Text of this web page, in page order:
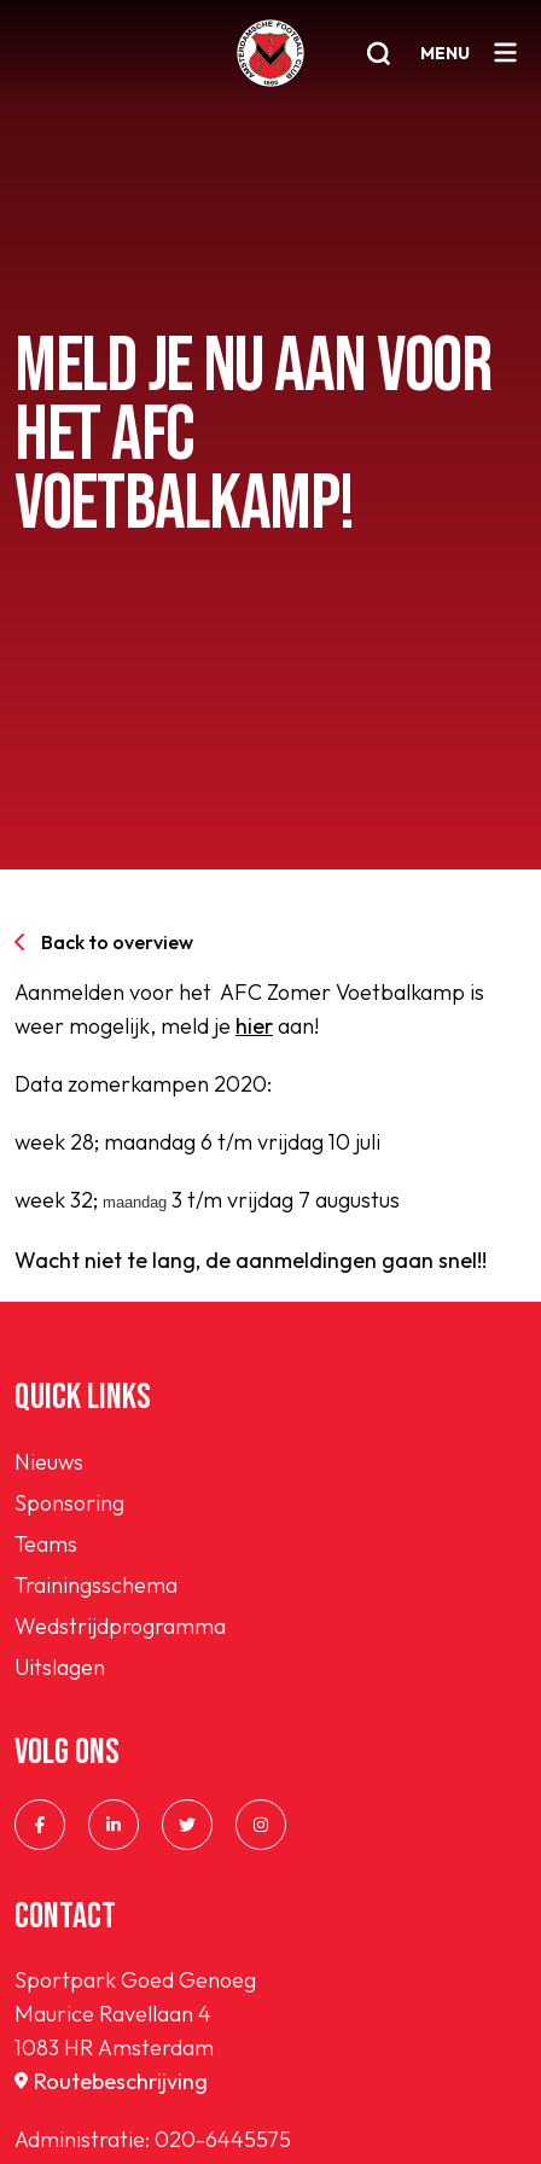
MENU
Jeugd
Senioren
Clubinfo
Nieuwsoverzicht
Sponsoring
MELD JE NU AAN VOOR
HET AFC
VOETBALKAMP!
Back to overview
Aanmelden voor het AFC Zomer Voetbalkamp is
weer mogelijk, meld je hieraan!
Data zomerkampen 2020:
week 28; maandag 6 t/m vrijdag 10 juli
week 32; maandag 3 t/m vrijdag 7 augustus
Wacht niet te lang, de aanmeldingen gaan snel!!
QUICK LINKS
Nieuws
Sponsoring
Teams
Trainingsschema
Wedstrijdprogramma
Uitslagen
VOLG ONS
CONTACT
Sportpark Goed Genoeg
Maurice Ravellaan 4
1083 HR Amsterdam
Routebeschrijving
Administratie: 020-6445575